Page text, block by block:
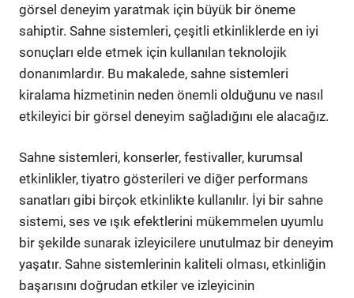
görsel deneyim yaratmak için büyük bir öneme
sahiptir. Sahne sistemleri, çeşitli etkinliklerde en iyi
sonuçları elde etmek için kullanılan teknolojik
donanımlardır. Bu makalede, sahne sistemleri
kiralama hizmetinin neden önemli olduğunu ve nasıl
etkileyici bir görsel deneyim sağladığını ele alacağız.
Sahne sistemleri, konserler, festivaller, kurumsal
etkinlikler, tiyatro gösterileri ve diğer performans
sanatları gibi birçok etkinlikte kullanılır. İyi bir sahne
sistemi, ses ve ışık efektlerini mükemmelen uyumlu
bir şekilde sunarak izleyicilere unutulmaz bir deneyim
yaşatır. Sahne sistemlerinin kaliteli olması, etkinliğin
başarısını doğrudan etkiler ve izleyicinin